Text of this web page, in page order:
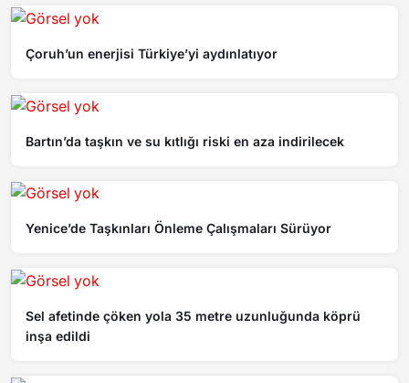
Çoruh’un enerjisi Türkiye’yi aydınlatıyor
Bartın’da taşkın ve su kıtlığı riski en aza indirilecek
Yenice’de Taşkınları Önleme Çalışmaları Sürüyor
Sel afetinde çöken yola 35 metre uzunluğunda köprü
inşa edildi